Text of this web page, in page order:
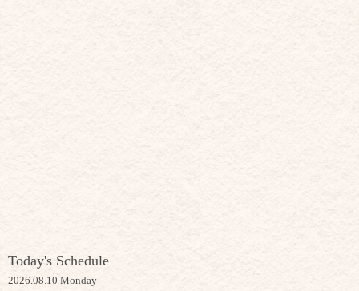
Today's Schedule
2026.08.10 Monday